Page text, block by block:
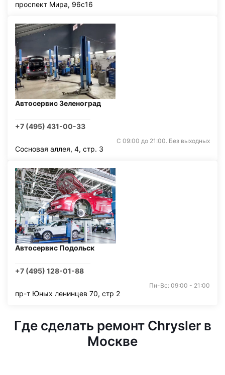
проспект Мира, 96с16
Автосервис Зеленоград
+7 (495) 431-00-33
С 09:00 до 21:00. Без выходных
Сосновая аллея, 4, стр. 3
Автосервис Подольск
+7 (495) 128-01-88
Пн-Вс: 09:00 - 21:00
пр-т Юных ленинцев 70, стр 2
Где сделать ремонт Chrysler в
Москве